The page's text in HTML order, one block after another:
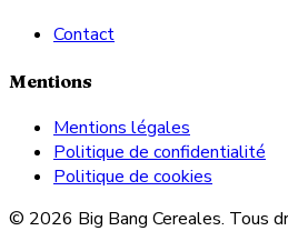
Contact
Mentions
Mentions légales
Politique de confidentialité
Politique de cookies
© 2026 Big Bang Cereales. Tous